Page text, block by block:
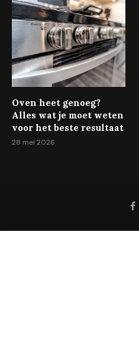
Oven heet genoeg?
Alles wat je moet weten
voor het beste resultaat
28 mei 2026